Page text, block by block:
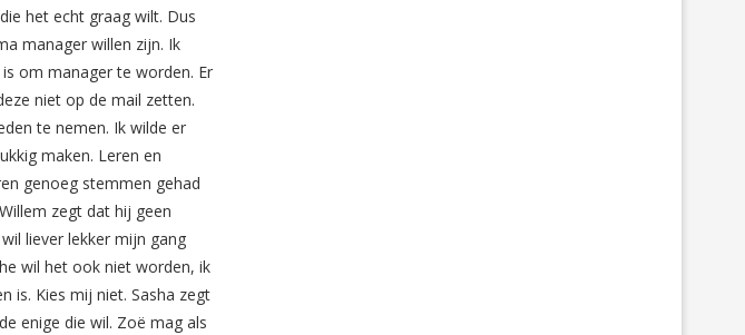
het echt graag wilt. Dus
manager willen zijn. Ik
om manager te worden. Er
niet op de mail zetten.
te nemen. Ik wilde er
maken. Leren en
genoeg stemmen gehad
zegt dat hij geen
liever lekker mijn gang
wil het ook niet worden, ik
is. Kies mij niet. Sasha zegt
enige die wil. Zoë mag als